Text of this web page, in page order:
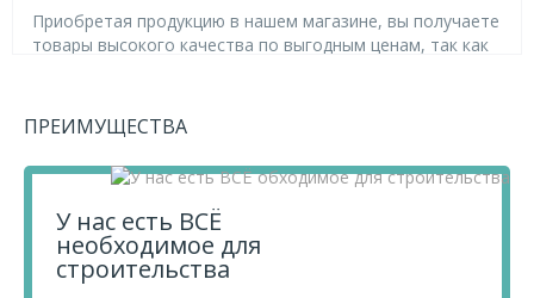
Приобретая продукцию в нашем магазине, вы получаете
товары высокого качества по выгодным ценам, так как
поставщиков.
Чтобы купить товар Колено 110 мм 45* (AISI 430/0.5 мм)
Везувий, перенесите его в «Корзину» и оформите свой
Если у вас остались вопросы, вы можете задать их по
телефону +7 812 740 68 02
сайте.
ПРЕИМУЩЕСТВА
У нас есть ВСЁ
необходимое для
строительства